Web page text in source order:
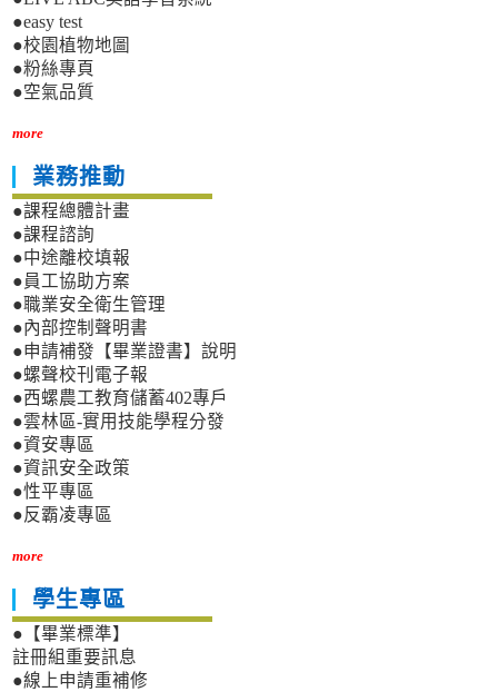
●easy test
●校園植物地圖
●粉絲專頁
●空氣品質
more
業務推動
●課程總體計畫
●課程諮詢
●中途離校填報
●員工協助方案
●職業安全衛生管理
●內部控制聲明書
●申請補發【畢業證書】說明
●螺聲校刊電子報
●西螺農工教育儲蓄402專戶
●雲林區-實用技能學程分發
●資安專區
●資訊安全政策
●性平專區
●反霸凌專區
more
學生專區
●【畢業標準】
註冊組重要訊息
●線上申請重補修